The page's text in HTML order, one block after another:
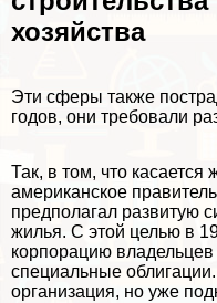
хозяйства
Эти сферы также
годов, они требовали
Так, в том, что касается
американское
предполагал развитую
жилья. С этой целью в
корпорацию
специальные
организация, но уже